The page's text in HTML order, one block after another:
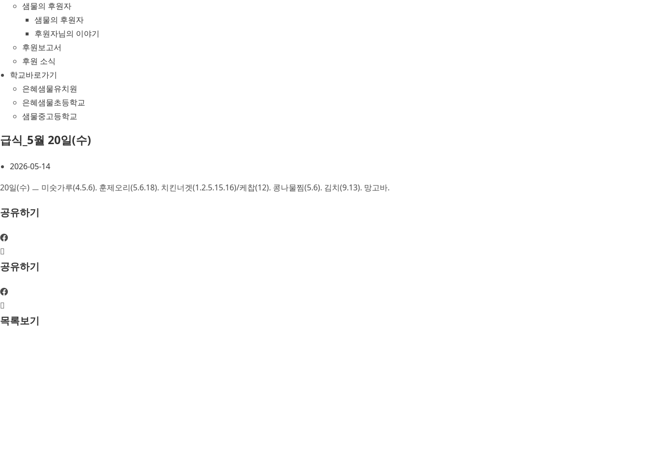
샘물의 후원자
샘물의 후원자
후원자님의 이야기
후원보고서
후원 소식
학교바로가기
은혜샘물유치원
은혜샘물초등학교
샘물중고등학교
급식_5월 20일(수)
2026-05-14
20일(수) ㅡ 미숫가루(4.5.6). 훈제오리(5.6.18). 치킨너겟(1.2.5.15.16)/케찹(12). 콩나물찜(5.6). 김치(9.13). 망고바.
공유하기
공유하기
목록보기